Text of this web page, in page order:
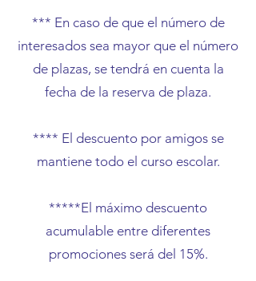
*** En caso de que el número de
interesados sea mayor que el número
de plazas, se tendrá en cuenta la
fecha de la reserva de plaza.
**** El descuento por amigos se
mantiene todo el curso escolar.
*****El máximo descuento
acumulable entre diferentes
promociones será del 15%.